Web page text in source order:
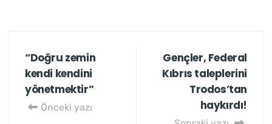
“Doğru zemin
kendi kendini
yönetmektir”
Önceki yazı
Gençler, Federal
Kıbrıs taleplerini
Trodos’tan
haykırdı!